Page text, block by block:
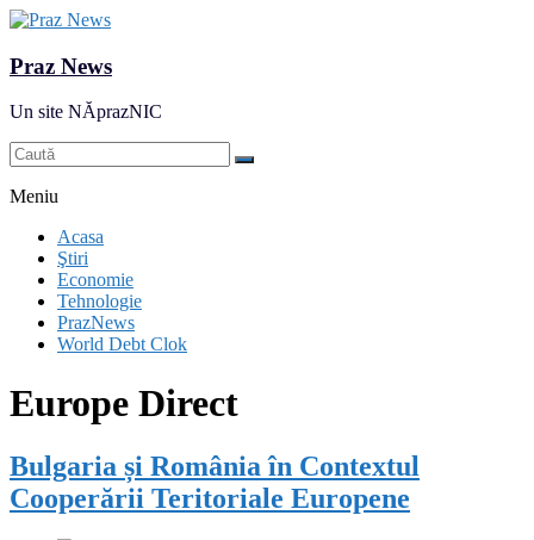
Praz News
Un site NĂprazNIC
Meniu
Acasa
Ştiri
Economie
Tehnologie
PrazNews
World Debt Clok
Europe Direct
Bulgaria și România în Contextul
Cooperării Teritoriale Europene